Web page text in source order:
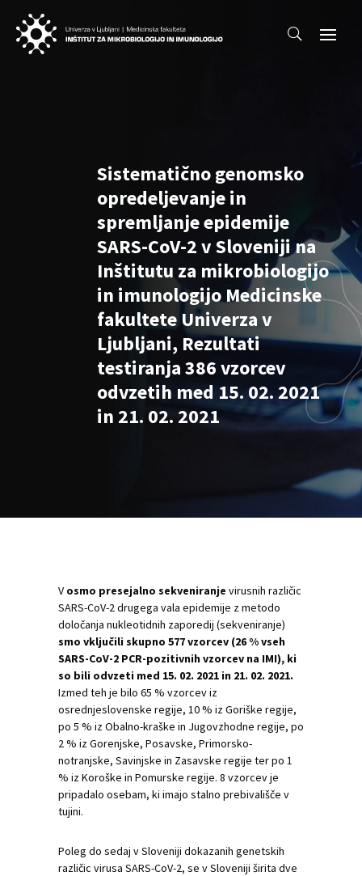
Sistematično genomsko
opredeljevanje in
spremljanje epidemije
SARS-CoV-2 v Sloveniji na
Inštitutu za mikrobiologijo
in imunologijo Medicinske
fakultete Univerza v
Ljubljani, Rezultati
testiranja 386 vzorcev
odvzetih med 15. 02. 2021
in 21. 02. 2021
V osmo presejalno sekveniranje virusnih različic
SARS-CoV-2 drugega vala epidemije z metodo
določanja nukleotidnih zaporedij (sekveniranje)
smo vključili skupno 577 vzorcev (26 % vseh
SARS-CoV-2 PCR-pozitivnih vzorcev na IMI), ki
so bili odvzeti med 15. 02. 2021 in 21. 02. 2021.
Izmed teh je bilo 65 % vzorcev iz
osrednjeslovenske regije, 10 % iz Goriške regije,
po 5 % iz Obalno-kraške in Jugovzhodne regije, po
2 % iz Gorenjske, Posavske, Primorsko-
notranjske, Savinjske in Zasavske regije ter po 1
% iz Koroške in Pomurske regije. 8 vzorcev je
pripadalo osebam, ki imajo stalno prebivališče v
tujini.
Poleg do sedaj v Sloveniji dokazanih genetskih
različic virusa SARS-CoV-2, se v Sloveniji širita dve